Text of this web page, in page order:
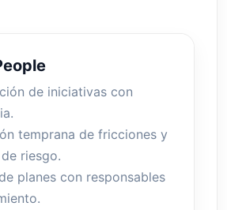
de iniciativas con
temprana de fricciones y
riesgo.
planes con responsables